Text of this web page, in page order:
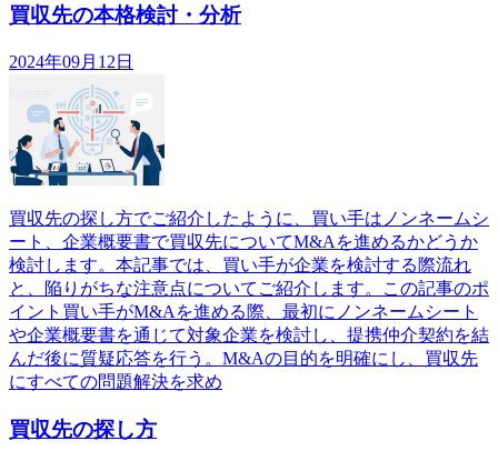
買収先の本格検討・分析
2024年09月12日
買収先の探し方でご紹介したように、買い手はノンネームシ
ート、企業概要書で買収先についてM&Aを進めるかどうか
検討します。本記事では、買い手が企業を検討する際流れ
と、陥りがちな注意点についてご紹介します。この記事のポ
イント買い手がM&Aを進める際、最初にノンネームシート
や企業概要書を通じて対象企業を検討し、提携仲介契約を結
んだ後に質疑応答を行う。M&Aの目的を明確にし、買収先
にすべての問題解決を求め
買収先の探し方